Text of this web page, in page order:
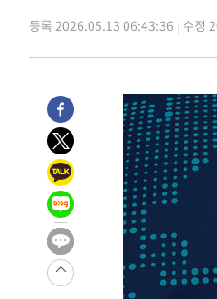
-24568초 전 >여수 오동도 해상서
-20795초 전 >극한폭염 한풀 꺾이
-16330초 전 >
[속보]'압수수색·성
송"
-4951초 전 >
'최고 37도' 폭염 지
32분 전 >
[속보]뉴욕증시 상승 마
등록 2026.05.13 06:43:36 수정